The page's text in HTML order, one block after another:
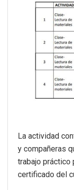
La actividad
y compañeras
trabajo práctico
certificado del